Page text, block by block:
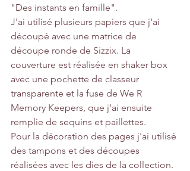
"Des instants en famille".
J'ai utilisé plusieurs papiers que j'ai
découpé avec une matrice de
découpe ronde de Sizzix. La
couverture est réalisée en shaker box
avec une pochette de classeur
transparente et la fuse de We R
Memory Keepers, que j'ai ensuite
remplie de sequins et paillettes.
Pour la décoration des pages j'ai utilisé
des tampons et des découpes
réalisées avec les dies de la collection.